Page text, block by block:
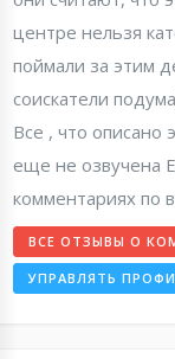
центре нельзя
поймали за этим
соискатели
Все , что описано
еще не озвучена
комментариях по
ВСЕ ОТЗЫВЫ О
УПРАВЛЯТЬ